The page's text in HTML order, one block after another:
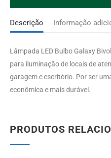
Descrição Informação
Lâmpada LED Bulbo Galaxy
para iluminação de locais de
garagem e escritório. Por ser
econômica e mais durável.
PRODUTOS